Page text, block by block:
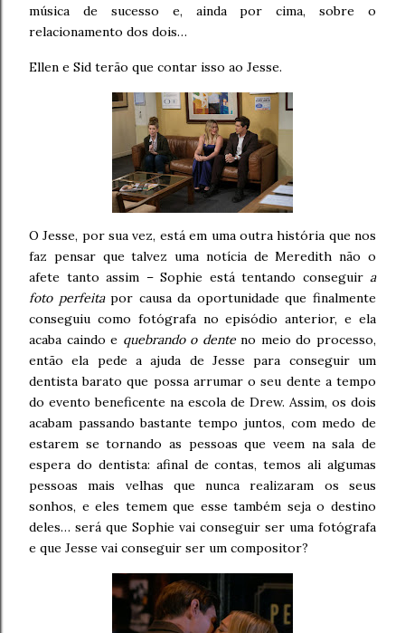
música de sucesso e, ainda por cima, sobre o
relacionamento dos dois…
Ellen e Sid terão que contar isso ao Jesse.
O Jesse, por sua vez, está em uma outra história que nos
faz pensar que talvez uma notícia de Meredith não o
afete tanto assim – Sophie está tentando conseguir a
foto perfeitapor causa da oportunidade que finalmente
conseguiu como fotógrafa no episódio anterior, e ela
acaba caindo e quebrando o denteno meio do processo,
então ela pede a ajuda de Jesse para conseguir um
dentista barato que possa arrumar o seu dente a tempo
do evento beneficente na escola de Drew. Assim, os dois
acabam passando bastante tempo juntos, com medo de
estarem se tornando as pessoas que veem na sala de
espera do dentista: afinal de contas, temos ali algumas
pessoas mais velhas que nunca realizaram os seus
sonhos, e eles temem que esse também seja o destino
deles… será que Sophie vai conseguir ser uma fotógrafa
e que Jesse vai conseguir ser um compositor?